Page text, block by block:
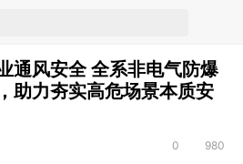
通风安全 全系非电气防爆
助力夯实高危场景本质安
980
0